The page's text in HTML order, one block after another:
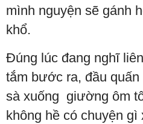
mình nguyện sẽ gánh
khổ.
Đúng lúc đang nghĩ
tắm bước ra, đầu
sà xuống giường ôm
không hề có chuyện gì